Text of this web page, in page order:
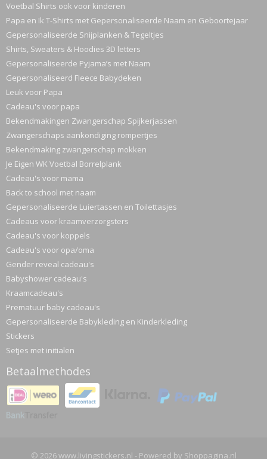
Voetbal Shirts ook voor kinderen
Papa en Ik T-Shirts met Gepersonaliseerde Naam en Geboortejaar
Gepersonaliseerde Snijplanken & Tegeltjes
Shirts, Sweaters & Hoodies 3D letters
Gepersonaliseerde Pyjama’s met Naam
Gepersonaliseerd Fleece Babydeken
Leuk voor Papa
Cadeau's voor papa
Bekendmakingen Zwangerschap Spijkerjassen
Zwangerschaps aankondiging rompertjes
Bekendmaking zwangerschap mokken
Je Eigen WK Voetbal Borrelplank
Cadeau's voor mama
Back to school met naam
Gepersonaliseerde Luiertassen en Toilettasjes
Cadeaus voor kraamverzorgsters
Cadeau's voor koppels
Cadeau's voor opa/oma
Gender reveal cadeau's
Babyshower cadeau's
Kraamcadeau's
Prematuur baby cadeau's
Gepersonaliseerde Babykleding en Kinderkleding
Stickers
Setjes met initialen
Betaalmethodes
© 2026 www.livingstickers.nl - Powered by Shoppagina.nl